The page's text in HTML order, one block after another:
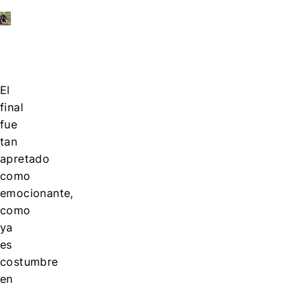
El
final
fue
tan
apretado
como
emocionante,
como
ya
es
costumbre
en